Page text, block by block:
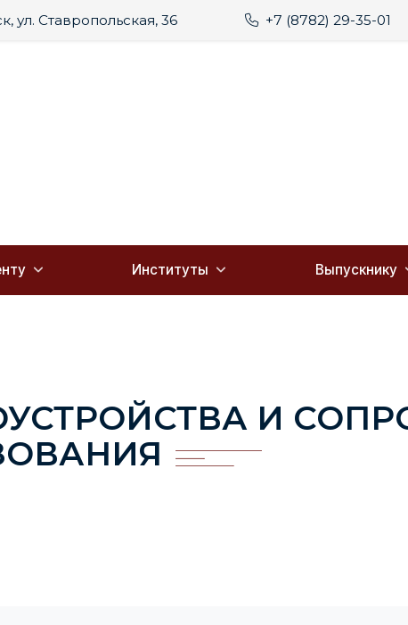
ул. Ставропольская, 36 +7 (8782) 29-35-01
Институты Выпускнику
И